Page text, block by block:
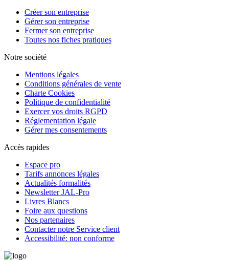
Créer son entreprise
Gérer son entreprise
Fermer son entreprise
Toutes nos fiches pratiques
Notre société
Mentions légales
Conditions générales de vente
Charte Cookies
Politique de confidentialité
Exercer vos droits RGPD
Réglementation légale
Gérer mes consentements
Accès rapides
Espace pro
Tarifs annonces légales
Actualités formalités
Newsletter JAL-Pro
Livres Blancs
Foire aux questions
Nos partenaires
Contacter notre Service client
Accessibilité: non conforme